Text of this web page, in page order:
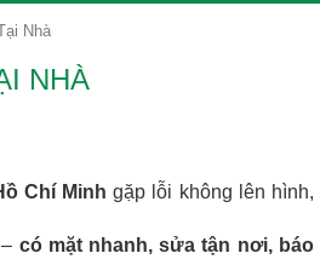
Nhà
NHÀ
Chí Minh gặp lỗi không lên hình,
có mặt nhanh, sửa tận nơi, báo